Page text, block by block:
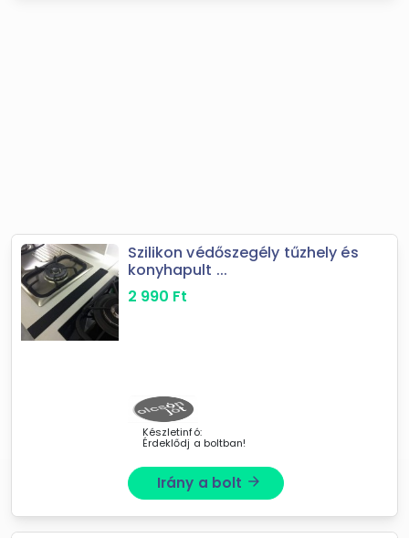
Szilikon védőszegély tűzhely és
konyhapult ...
2 990 Ft
Készletinfó:
Érdeklődj a boltban!
Irány a bolt arrow_forward